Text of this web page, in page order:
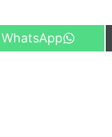
S
h
WhatsApp